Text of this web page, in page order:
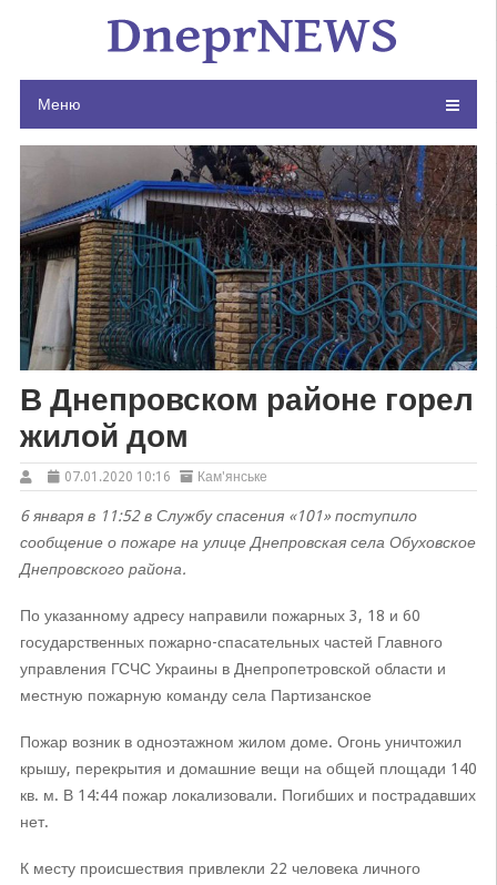
Меню
В Днепровском районе горел
жилой дом
07.01.2020 10:16 Кам'янське
6 января в 11:52 в Службу спасения «101» поступило
сообщение о пожаре на улице Днепровская села Обуховское
Днепровского района.
По указанному адресу направили пожарных 3, 18 и 60
государственных пожарно-спасательных частей Главного
управления ГСЧС Украины в Днепропетровской области и
местную пожарную команду села Партизанское
Пожар возник в одноэтажном жилом доме. Огонь уничтожил
крышу, перекрытия и домашние вещи на общей площади 140
кв. м. В 14:44 пожар локализовали. Погибших и пострадавших
нет.
К месту происшествия привлекли 22 человека личного